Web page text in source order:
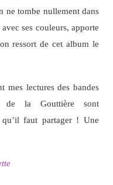
ne tombe nullement dans
ses couleurs, apporte
ressort de cet album le
mes lectures des bandes
de la Gouttière sont
faut partager ! Une